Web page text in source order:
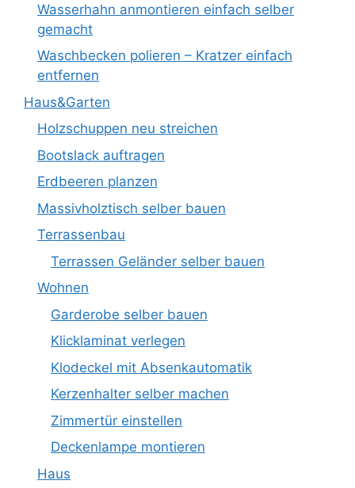
Wasserhahn anmontieren einfach selber
gemacht
Waschbecken polieren – Kratzer einfach
entfernen
Haus&Garten
Holzschuppen neu streichen
Bootslack auftragen
Erdbeeren planzen
Massivholztisch selber bauen
Terrassenbau
Terrassen Geländer selber bauen
Wohnen
Garderobe selber bauen
Klicklaminat verlegen
Klodeckel mit Absenkautomatik
Kerzenhalter selber machen
Zimmertür einstellen
Deckenlampe montieren
Haus